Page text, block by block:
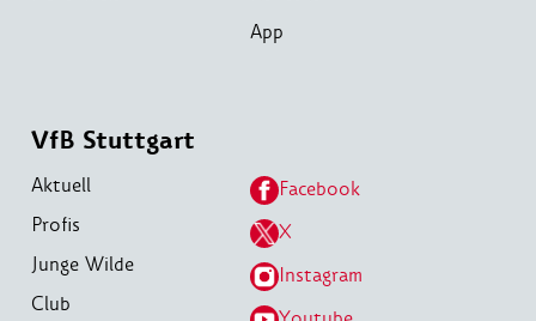
App
VfB Stuttgart
Aktuell
Profis
Junge Wilde
Club
Facebook
X
Instagram